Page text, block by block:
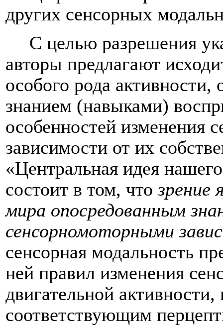
других сенсорных
С целью разрешения
авторы предлагают
особого рода
знанием (навыками)
особенностей изменения
зависимости от их
«Центральная идея
состоит в том, чтозрение
мира опосредованным
сенсорномоторными
сенсорная модальность
ней правил изменения
двигательной
соответствующим